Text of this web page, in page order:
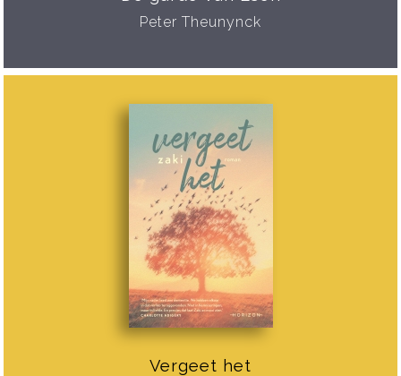
Peter Theunynck
Vergeet het